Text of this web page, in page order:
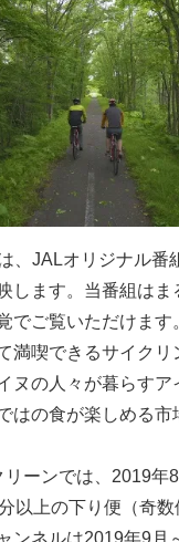
、JALオリジナル番
します。当番組はま
でご覧いただけます
満喫できるサイクリ
ヌの人々が暮らすア
はの食が楽しめる市
ーンでは、2019年
以上の下り便（奇数
ンネルは2019年9月